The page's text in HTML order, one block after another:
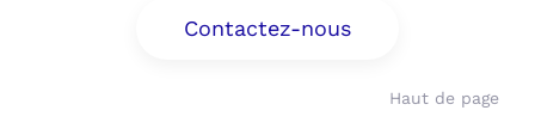
Contactez-nous
Haut de page